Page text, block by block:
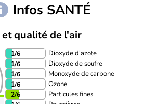
Infos SANTÉ
qualité de l'air
1/6 Dioxyde d'azote
1/6 Dioxyde de soufre
1/6 Monoxyde de carbone
1/6 Ozone
2/6 Particules fines